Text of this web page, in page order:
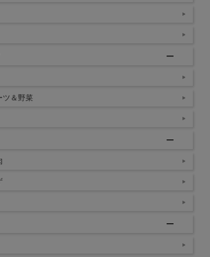
＆野菜